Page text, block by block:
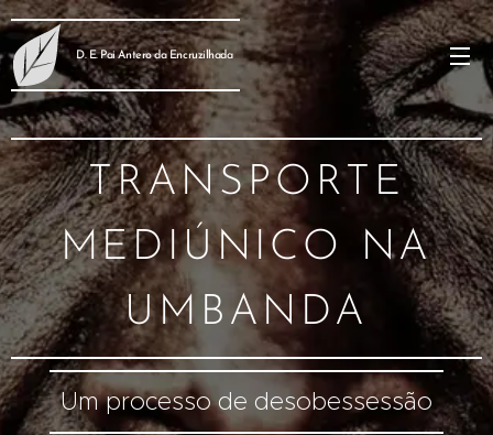
D. E. Pai Antero da Encruzilhada
TRANSPORTE
MEDIÚNICO NA
UMBANDA
Um processo de desobessessão